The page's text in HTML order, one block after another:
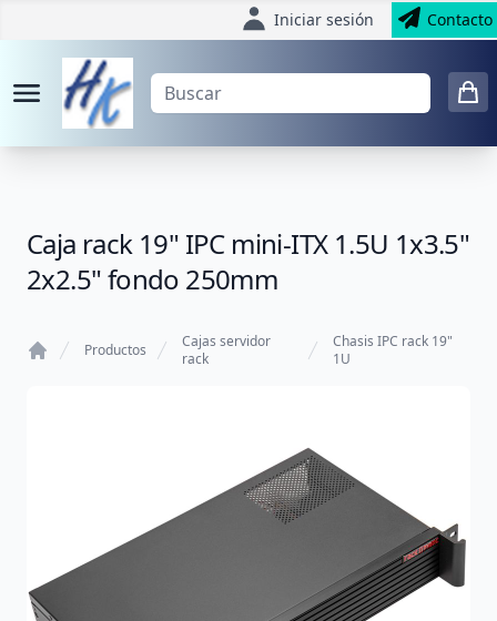
Iniciar sesión Contacto
Caja rack 19" IPC mini-ITX 1.5U 1x3.5"
2x2.5" fondo 250mm
Productos
Cajas servidor
rack
Chasis IPC rack 19"
1U